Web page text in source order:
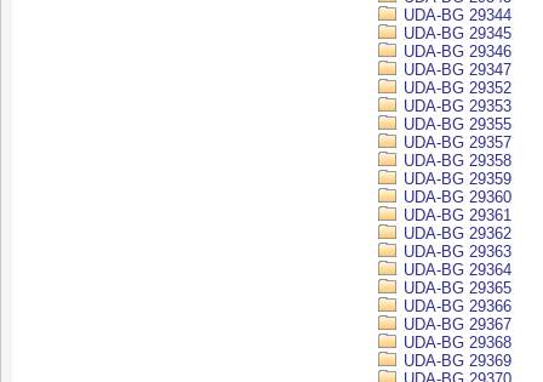
UDA-BG 29344
UDA-BG 29345
UDA-BG 29346
UDA-BG 29347
UDA-BG 29352
UDA-BG 29353
UDA-BG 29355
UDA-BG 29357
UDA-BG 29358
UDA-BG 29359
UDA-BG 29360
UDA-BG 29361
UDA-BG 29362
UDA-BG 29363
UDA-BG 29364
UDA-BG 29365
UDA-BG 29366
UDA-BG 29367
UDA-BG 29368
UDA-BG 29369